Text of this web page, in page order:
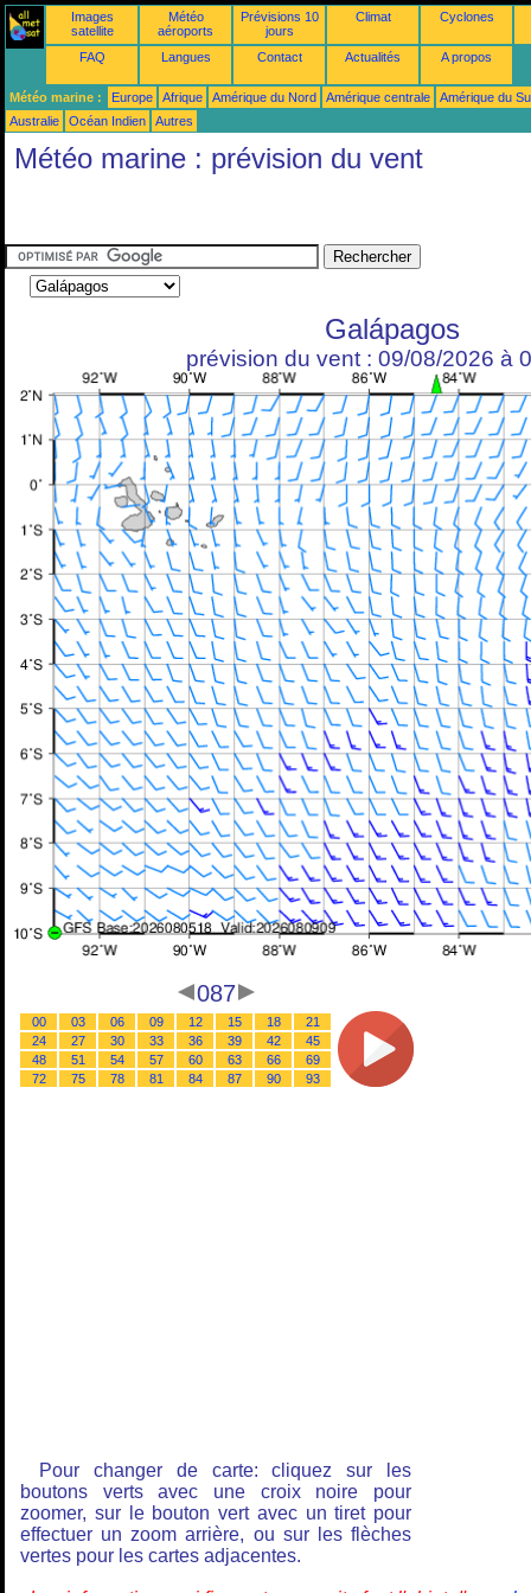
Images
satellite
Météo
aéroports
Prévisions 10
jours
Climat Cyclones
FAQ Langues Contact Actualités A propos
Météo marine : Europe Afrique Amérique du Nord Amérique centrale
Amérique du
Australie
Océan Indien Autres
Météo marine : prévision du vent
Galápagos
prévision du vent : 09/08/2026 à
087
00 03 06 09 12 15 18
21
24
27 30 33 36 39 42
45
48
51 54 57 60 63 66
69
72
75 78 81 84 87 90 93
Pour changer de carte: cliquez sur les
boutons verts avec une croix noire pour
zoomer, sur le bouton vert avec un tiret pour
effectuer un zoom arrière, ou sur les flèches
vertes pour les cartes adjacentes.